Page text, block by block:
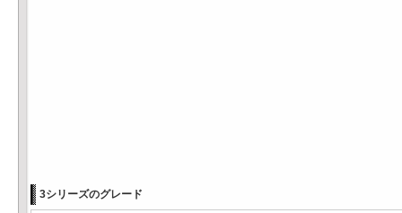
3シリーズのグレード